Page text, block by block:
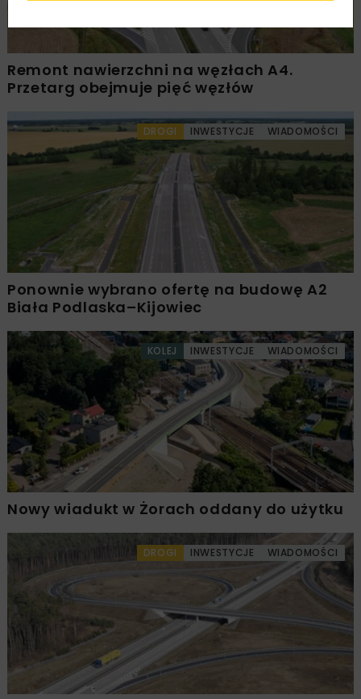
Remont nawierzchni na węzłach A4.
Przetarg obejmuje pięć węzłów
DROGI INWESTYCJE WIADOMOŚCI
Ponownie wybrano ofertę na budowę A2
Biała Podlaska–Kijowiec
KOLEJ INWESTYCJE WIADOMOŚCI
Nowy wiadukt w Żorach oddany do użytku
DROGI INWESTYCJE WIADOMOŚCI